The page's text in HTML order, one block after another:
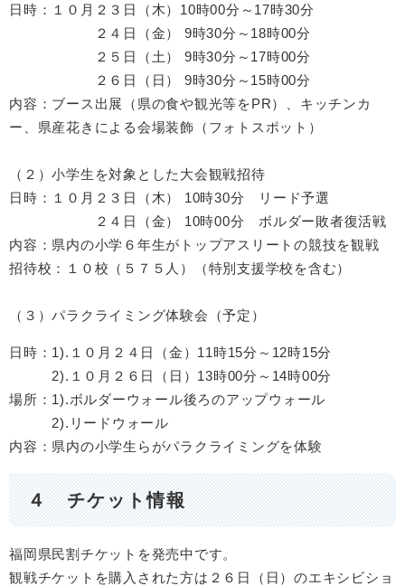
日時：１０月２３日（木）10時00分～17時30分
２４日（金） 9時30分～18時00分
２５日（土） 9時30分～17時00分
２６日（日） 9時30分～15時00分
内容：ブース出展（県の食や観光等をPR）、キッチンカ
ー、県産花きによる会場装飾（フォトスポット）
（２）小学生を対象とした大会観戦招待
日時：１０月２３日（木） 10時30分 リード予選
２４日（金） 10時00分 ボルダー敗者復活戦
内容：県内の小学６年生がトップアスリートの競技を観戦
招待校：１０校（５７５人）（特別支援学校を含む）
（３）パラクライミング体験会（予定）
日時：1).１０月２４日（金）11時15分～12時15分
2).１０月２６日（日）13時00分～14時00分
場所：1).ボルダーウォール後ろのアップウォール
2).リードウォール
内容：県内の小学生らがパラクライミングを体験
４ チケット情報
福岡県民割チケットを発売中です。
観戦チケットを購入された方は２６日（日）のエキシビショ